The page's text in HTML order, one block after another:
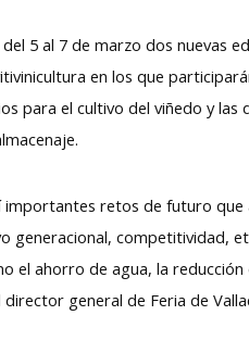
5 al 7 de marzo dos nuevas
en los que
para el cultivo del viñedo y
importantes retos de futuro
generacional, competitividad,
el ahorro de agua, la
director general de Feria de